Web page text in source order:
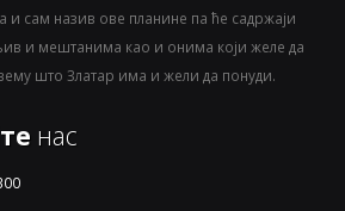
и сам назив ове планине па ће садржаји
и мештанима као и онима који желе да
што Златар има и жели да понуди.
нас